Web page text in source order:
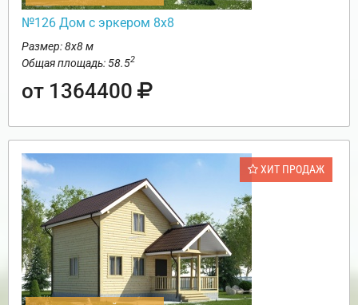
№126 Дом с эркером 8х8
Размер: 8х8 м
Общая площадь: 58.52
от 1364400
ХИТ ПРОДАЖ